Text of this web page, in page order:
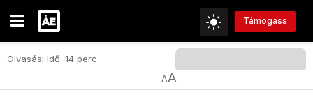
Támogass
Olvasási Idő: 14 perc
AA